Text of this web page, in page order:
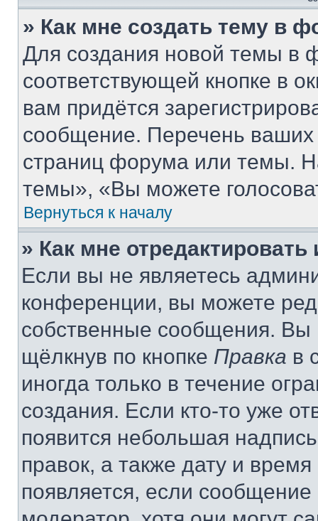
» Как мне создать тему в
Для создания новой темы в
соответствующей кнопке в
вам придётся
сообщение. Перечень ваших
страниц форума или темы.
темы», «Вы можете
Вернуться к началу
» Как мне
Если вы не являетесь
конференции, вы можете
собственные сообщения. Вы
щёлкнув по кнопке Правка в
иногда только в течение
создания. Если кто-то уже
появится небольшая
правок, а также дату и
появляется, если